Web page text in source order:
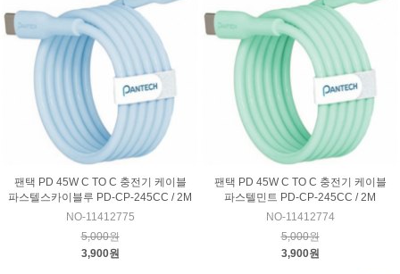
팬택 PD 45W C TO C 충전기 케이블
파스텔스카이블루 PD-CP-245CC / 2M
NO-11412775
5,000원
3,900원
팬택 PD 45W C TO C 충전기 케이블
파스텔민트 PD-CP-245CC / 2M
NO-11412774
5,000원
3,900원